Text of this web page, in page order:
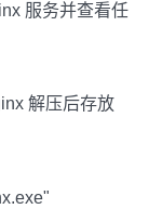
服务并查看任
解压后存放